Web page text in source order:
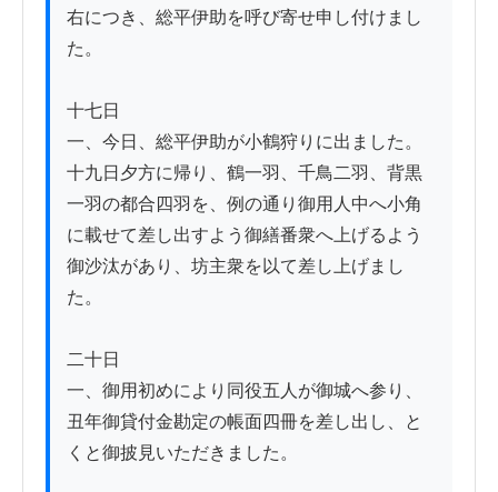
右につき、総平伊助を呼び寄せ申し付けまし
た。
十七日
一、今日、総平伊助が小鶴狩りに出ました。
十九日夕方に帰り、鶴一羽、千鳥二羽、背黒
一羽の都合四羽を、例の通り御用人中へ小角
に載せて差し出すよう御繕番衆へ上げるよう
御沙汰があり、坊主衆を以て差し上げまし
た。
二十日
一、御用初めにより同役五人が御城へ参り、
丑年御貸付金勘定の帳面四冊を差し出し、と
くと御披見いただきました。